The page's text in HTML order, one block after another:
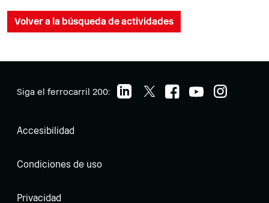
Volver a la búsqueda de actividades
Siga el ferrocarril 200:
Accesibilidad
Condiciones de uso
Privacidad